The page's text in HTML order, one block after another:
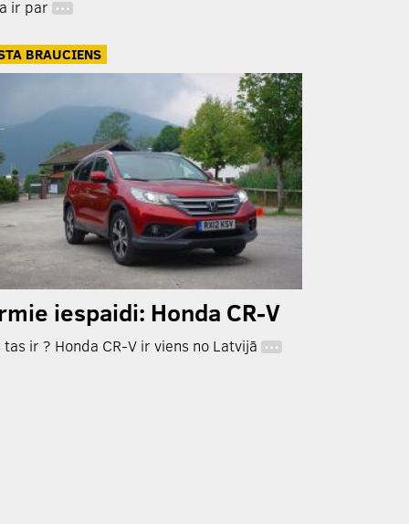
ir par…
BRAUCIENS
iespaidi: Honda CR-V
tas ir ? Honda CR-V ir viens no Latvijā…